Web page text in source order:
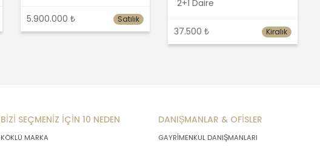
5.900.000 ₺ Satılık
2+1 Daire
37.500 ₺ Kiralık
BİZİ SEÇMENİZ İÇİN 10 NEDEN
KÖKLÜ MARKA
DANIŞMANLAR & OFİSLER
GAYRİMENKUL DANIŞMANLARI